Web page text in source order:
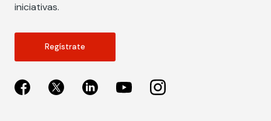
iniciativas.
Regístrate